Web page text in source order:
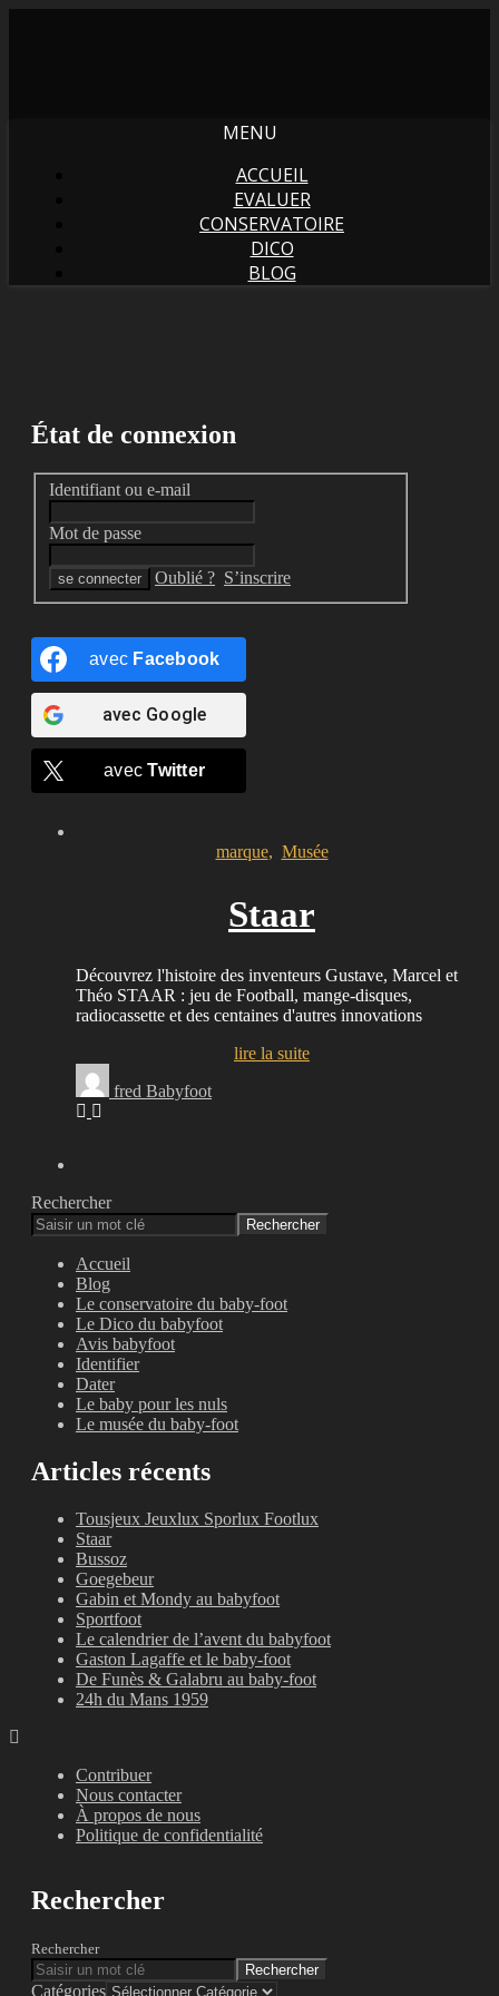
MENU
ACCUEIL
EVALUER
CONSERVATOIRE
DICO
BLOG
État de connexion
Identifiant ou e-mail
Mot de passe
Oublié ? S’inscrire
avec Facebook
avec Google
avecTwitter
marque, Musée
Staar
Découvrez l'histoire des inventeurs Gustave, Marcel et
Théo STAAR : jeu de Football, mange-disques,
radiocassette et des centaines d'autres innovations
lire la suite
fred Babyfoot
Rechercher
Rechercher
Accueil
Blog
Le conservatoire du baby-foot
Le Dico du babyfoot
Avis babyfoot
Identifier
Dater
Le baby pour les nuls
Le musée du baby-foot
Articles récents
Tousjeux Jeuxlux Sporlux Footlux
Staar
Bussoz
Goegebeur
Gabin et Mondy au babyfoot
Sportfoot
Le calendrier de l’avent du babyfoot
Gaston Lagaffe et le baby-foot
De Funès & Galabru au baby-foot
24h du Mans 1959
Contribuer
Nous contacter
À propos de nous
Politique de confidentialité
Rechercher
Rechercher
Rechercher
Catégories